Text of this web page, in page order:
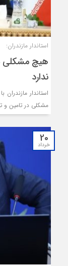
استاندار مازندران:
هیچ مشکلی
ندارد
استاندار
مشکلی در تامین و
20
خرداد